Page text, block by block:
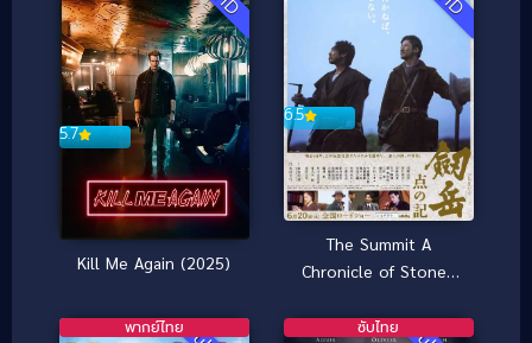
5.7
Kill Me Again (2025)
6.5
The Summit A
Chronicle of Stones
พากย์ไทย ซับไทย